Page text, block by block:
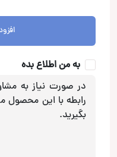
به من اطلاع بده
در صورت نیاز به
رابطه با این محصول
بگیرید.